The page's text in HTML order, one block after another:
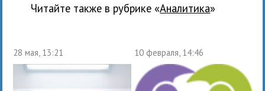
Читайте также в рубрике « Аналитика»
28 мая, 13:21 10 февраля, 14:46